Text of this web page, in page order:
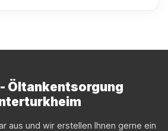
Öltankentsorgung
aus und wir erstellen Ihnen gerne ein